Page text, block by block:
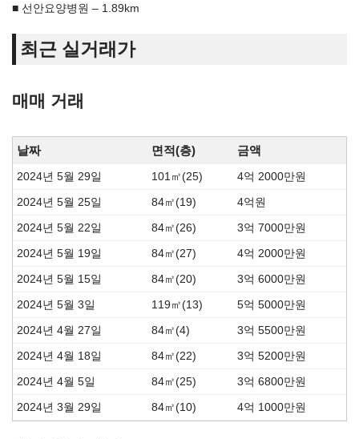
선안요양병원 – 1.89km
최근 실거래가
매매 거래
날짜 면적(층) 금액
2024년 5월 29일 101㎡(25) 4억 2000만원
2024년 5월 25일 84㎡(19) 4억원
2024년 5월 22일 84㎡(26) 3억 7000만원
2024년 5월 19일 84㎡(27) 4억 2000만원
2024년 5월 15일 84㎡(20) 3억 6000만원
2024년 5월 3일 119㎡(13) 5억 5000만원
2024년 4월 27일 84㎡(4) 3억 5500만원
2024년 4월 18일 84㎡(22) 3억 5200만원
2024년 4월 5일 84㎡(25) 3억 6800만원
2024년 3월 29일 84㎡(10) 4억 1000만원